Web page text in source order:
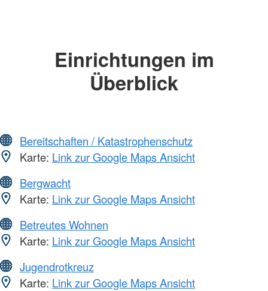
Einrichtungen im
Überblick
Bereitschaften / Katastrophenschutz
Karte: Link zur Google Maps Ansicht
Bergwacht
Karte: Link zur Google Maps Ansicht
Betreutes Wohnen
Karte: Link zur Google Maps Ansicht
Jugendrotkreuz
Karte: Link zur Google Maps Ansicht